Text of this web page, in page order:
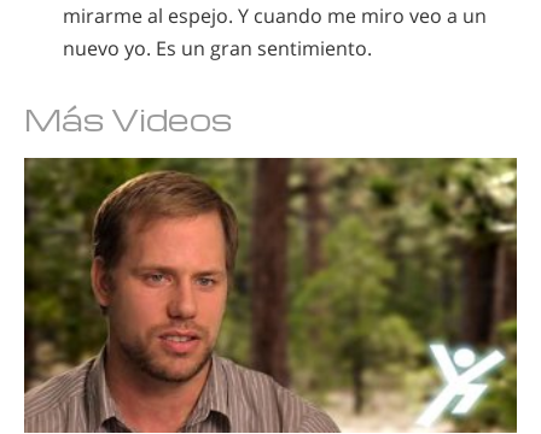
mirarme al espejo. Y cuando me miro veo a un
nuevo yo. Es un gran sentimiento.
Más Videos